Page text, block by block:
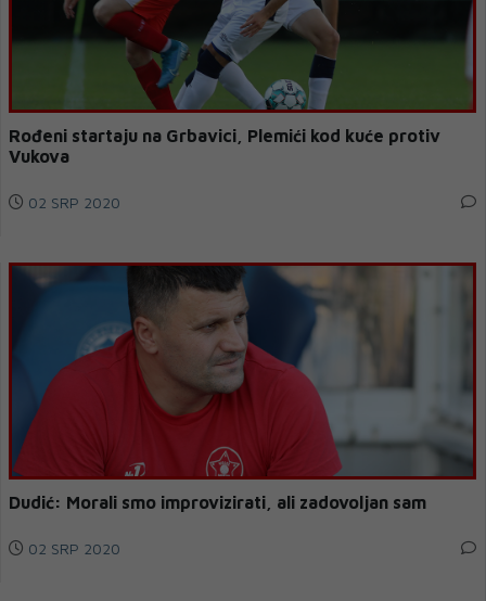
Rođeni startaju na Grbavici, Plemići kod kuće protiv
Vukova
02 SRP 2020
Dudić: Morali smo improvizirati, ali zadovoljan sam
02 SRP 2020